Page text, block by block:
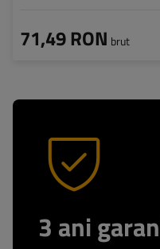
71,49 RON brut
3 ani